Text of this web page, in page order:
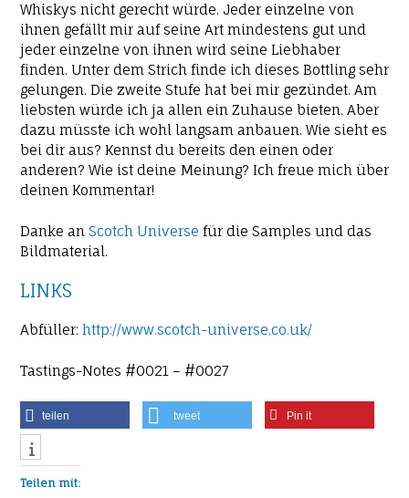
Whiskys nicht gerecht würde. Jeder einzelne von
ihnen gefällt mir auf seine Art mindestens gut und
jeder einzelne von ihnen wird seine Liebhaber
finden. Unter dem Strich finde ich dieses Bottling sehr
gelungen. Die zweite Stufe hat bei mir gezündet. Am
liebsten würde ich ja allen ein Zuhause bieten. Aber
dazu müsste ich wohl langsam anbauen. Wie sieht es
bei dir aus? Kennst du bereits den einen oder
anderen? Wie ist deine Meinung? Ich freue mich über
deinen Kommentar!
Danke an Scotch Universe für die Samples und das
Bildmaterial.
LINKS
Abfüller: http://www.scotch-universe.co.uk/
Tastings-Notes #0021 – #0027
teilen tweet Pin it
Teilen mit: